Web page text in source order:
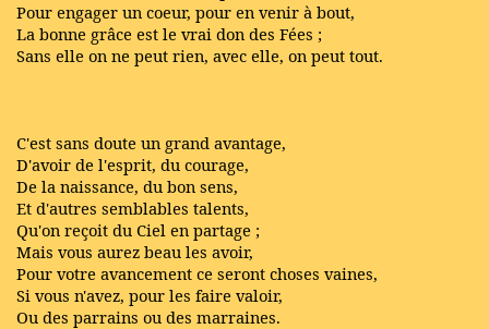
Pour engager un coeur, pour en venir à bout,
La bonne grâce est le vrai don des Fées ;
Sans elle on ne peut rien, avec elle, on peut tout.
C'est sans doute un grand avantage,
D'avoir de l'esprit, du courage,
De la naissance, du bon sens,
Et d'autres semblables talents,
Qu'on reçoit du Ciel en partage ;
Mais vous aurez beau les avoir,
Pour votre avancement ce seront choses vaines,
Si vous n'avez, pour les faire valoir,
Ou des parrains ou des marraines.